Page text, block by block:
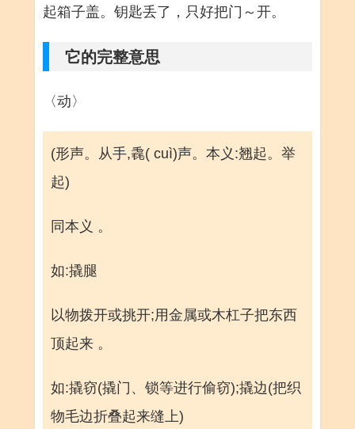
起箱子盖。钥匙丢了，只好把门～开。
它的完整意思
〈动〉
(形声。从手,毳( cuì)声。本义:翘起。举
起)
同本义 。
如:撬腿
以物拨开或挑开;用金属或木杠子把东西
顶起来 。
如:撬窃(撬门、锁等进行偷窃);撬边(把织
物毛边折叠起来缝上)